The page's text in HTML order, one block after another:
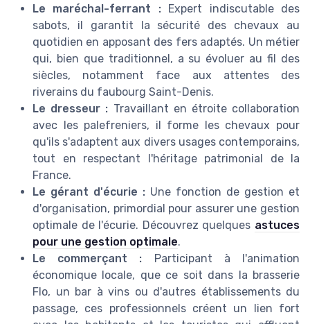
Le maréchal-ferrant :Expert indiscutable des
sabots, il garantit la sécurité des chevaux au
quotidien en apposant des fers adaptés. Un métier
qui, bien que traditionnel, a su évoluer au fil des
siècles, notamment face aux attentes des
riverains du faubourg Saint-Denis.
Le dresseur : Travaillant en étroite collaboration
avec les palefreniers, il forme les chevaux pour
qu'ils s'adaptent aux divers usages contemporains,
tout en respectant l'héritage patrimonial de la
France.
Le gérant d'écurie : Une fonction de gestion et
d'organisation, primordial pour assurer une gestion
optimale de l'écurie. Découvrez quelques astuces
pour une gestion optimale.
Le commerçant : Participant à l'animation
économique locale, que ce soit dans la brasserie
Flo, un bar à vins ou d'autres établissements du
passage, ces professionnels créent un lien fort